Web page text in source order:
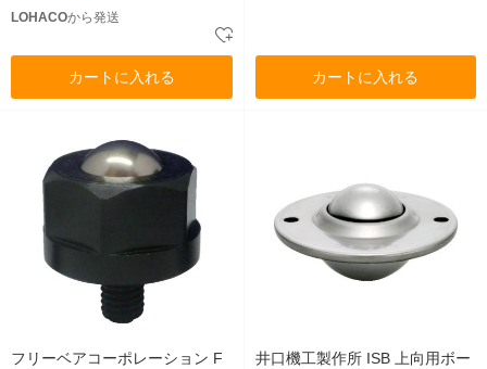
LOHACOから発送
カートに入れる カートに入れる
フリーベアコーポレーション F
井口機工製作所 ISB 上向用ボー